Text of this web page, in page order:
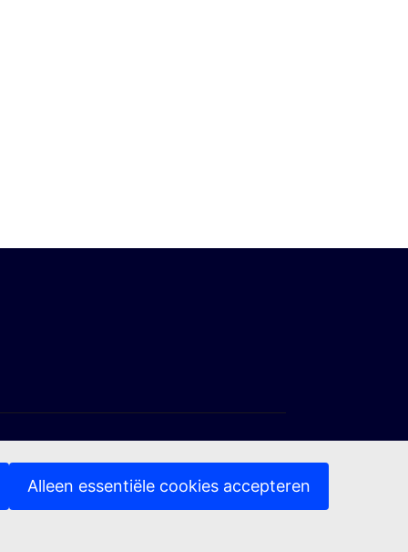
Alleen essentiële cookies accepteren